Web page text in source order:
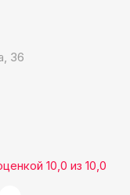
36
10,0 из 10,0